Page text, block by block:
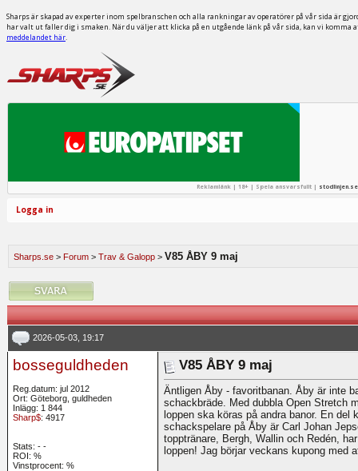
Sharps är skapad av experter inom spelbranschen och alla rankningar av operatörer på vår sida är
har valt ut faller dig i smaken. När du väljer att klicka på en utgående länk på vår sida, kan vi
meddelandet här.
Reklamlänk | 18+ | Spela ansvarsfullt | stodlinjen.se
Logga in
Sharps.se > Forum > Trav & Galopp > V85 ÅBY 9 maj
2026-05-03, 19:17
bosseguldheden
Reg.datum: jul 2012
Ort: Göteborg, guldheden
Inlägg: 1 844
Sharp$: 4917
Stats: - -
ROI: %
Vinstprocent: %
V85 ÅBY 9 maj
Äntligen Åby - favoritbanan. Åby är inte
schackbräde. Med dubbla Open Stretch
loppen ska köras på andra banor. En
schackspelare på Åby är Carl Johan
topptränare, Bergh, Wallin och Redén,
loppen! Jag börjar veckans kupong med